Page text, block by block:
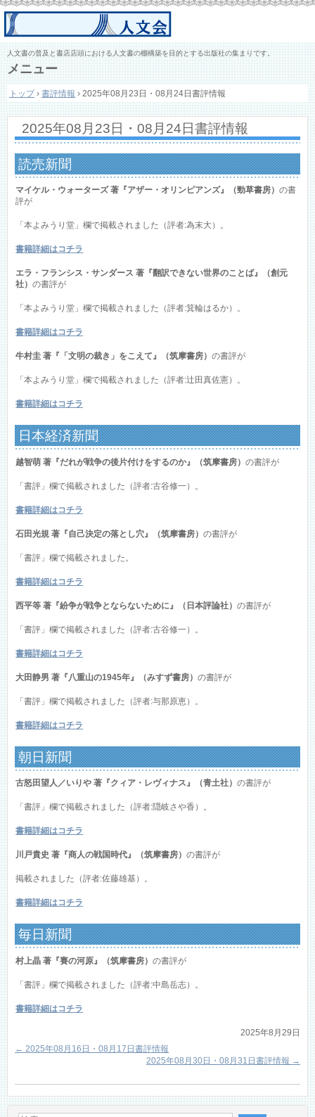
人文書の普及と書店店頭における人文書の棚構築を目的とする出版社の集まりです。
メニュー
ン
ン
へ
ス
キ
トップ › 書評情報 › 2025年08月23日・08月24日書評情報
2025年08月23日・08月24日書評情報
読売新聞
マイケル・ウォーターズ 著『アザー・オリンピアンズ』（勁草書房）の書
評が
「本よみうり堂」欄で掲載されました（評者:為末大）。
書籍詳細はコチラ
エラ・フランシス・サンダース 著『翻訳できない世界のことば』（創元
社）の書評が
「本よみうり堂」欄で掲載されました（評者:箕輪はるか）。
書籍詳細はコチラ
牛村圭 著『「文明の裁き」をこえて』（筑摩書房）の書評が
「本よみうり堂」欄で掲載されました（評者:辻田真佐憲）。
書籍詳細はコチラ
日本経済新聞
越智萌 著『だれが戦争の後片付けをするのか』（筑摩書房）の書評が
「書評」欄で掲載されました（評者:古谷修一）。
書籍詳細はコチラ
石田光規 著『自己決定の落とし穴』（筑摩書房）の書評が
「書評」欄で掲載されました。
書籍詳細はコチラ
西平等 著『紛争が戦争とならないために』（日本評論社）の書評が
「書評」欄で掲載されました（評者:古谷修一）。
書籍詳細はコチラ
大田静男 著『八重山の1945年』（みすず書房）の書評が
「書評」欄で掲載されました（評者:与那原恵）。
書籍詳細はコチラ
朝日新聞
古怒田望人／いりや 著『クィア・レヴィナス』（青土社）の書評が
「書評」欄で掲載されました（評者:隠岐さや香）。
書籍詳細はコチラ
川戸貴史 著『商人の戦国時代』（筑摩書房）の書評が
掲載されました（評者:佐藤雄基）。
書籍詳細はコチラ
毎日新聞
村上晶 著『賽の河原』（筑摩書房）の書評が
「書評」欄で掲載されました（評者:中島岳志）。
書籍詳細はコチラ
2025年8月29日
← 2025年08月16日・08月17日書評情報
2025年08月30日・08月31日書評情報 →